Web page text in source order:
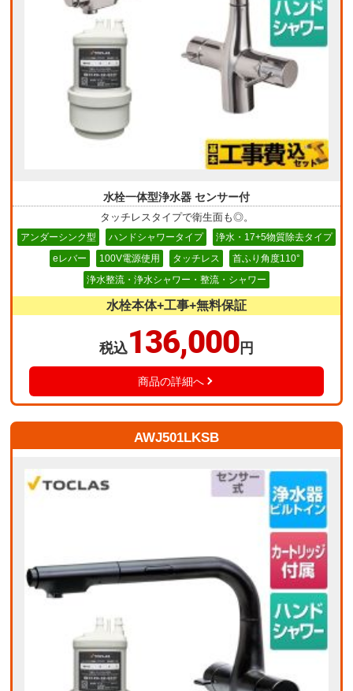
水栓一体型浄水器 センサー付
タッチレスタイプで衛生面も◎。
アンダーシンク型
ハンドシャワータイプ
浄水・17+5物質除去タイプ
eレバー
100V電源使用 タッチレス
首ふり角度110°
浄水整流・浄水シャワー・整流・シャワー
水栓本体+工事+無料保証
税込136,000 円
商品の詳細へ
AWJ501LKSB